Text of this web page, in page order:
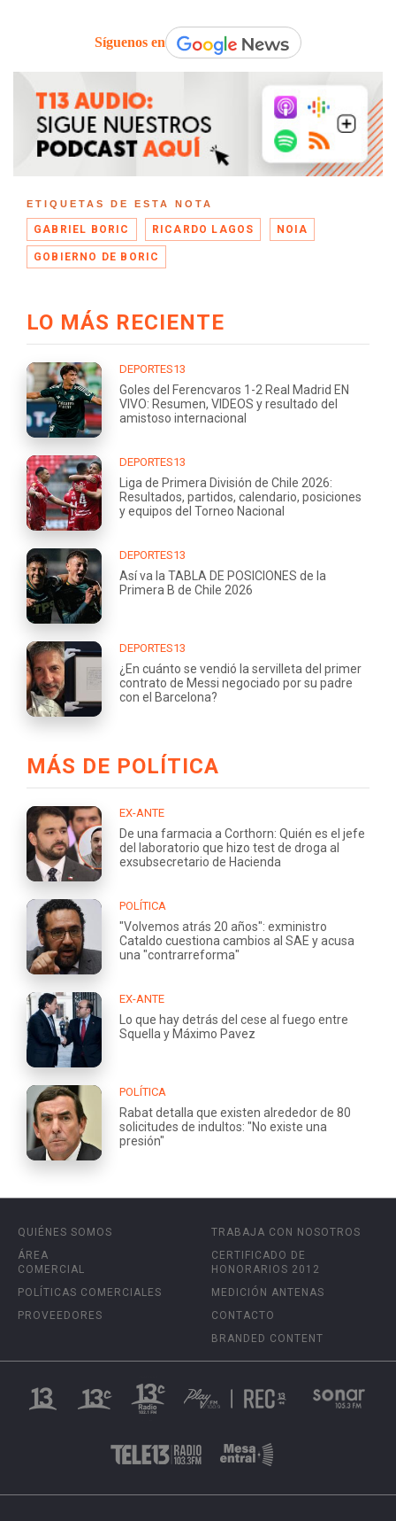
Síguenos en
ETIQUETAS DE ESTA NOTA
GABRIEL BORIC RICARDO LAGOS NOIA
GOBIERNO DE BORIC
LO MÁS RECIENTE
DEPORTES13
Goles del Ferencvaros 1-2 Real Madrid EN
VIVO: Resumen, VIDEOS y resultado del
amistoso internacional
DEPORTES13
Liga de Primera División de Chile 2026:
Resultados, partidos, calendario, posiciones
y equipos del Torneo Nacional
DEPORTES13
Así va la TABLA DE POSICIONES de la
Primera B de Chile 2026
DEPORTES13
¿En cuánto se vendió la servilleta del primer
contrato de Messi negociado por su padre
con el Barcelona?
MÁS DE POLÍTICA
EX-ANTE
De una farmacia a Corthorn: Quién es el jefe
del laboratorio que hizo test de droga al
exsubsecretario de Hacienda
POLÍTICA
"Volvemos atrás 20 años": exministro
Cataldo cuestiona cambios al SAE y acusa
una "contrarreforma"
EX-ANTE
Lo que hay detrás del cese al fuego entre
Squella y Máximo Pavez
POLÍTICA
Rabat detalla que existen alrededor de 80
solicitudes de indultos: "No existe una
presión"
QUIÉNES SOMOS
ÁREA
COMERCIAL
POLÍTICAS COMERCIALES
PROVEEDORES
TRABAJA CON NOSOTROS
CERTIFICADO DE
HONORARIOS 2012
MEDICIÓN ANTENAS
CONTACTO
BRANDED CONTENT